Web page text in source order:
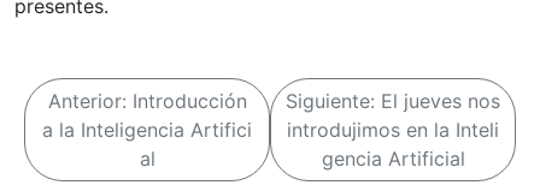
presentes.
N
v
Anterior: Introducción
a la Inteligencia Artifici
al
Siguiente: El jueves nos
introdujimos en la Inteli
gencia Artificial